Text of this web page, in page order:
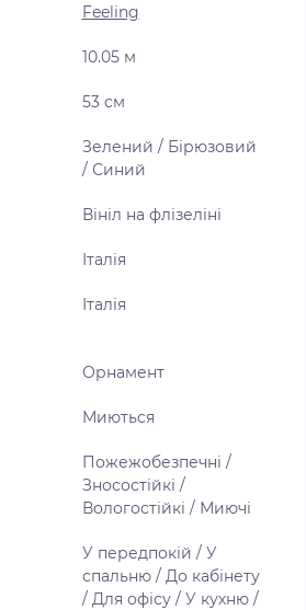
Feeling
10.05 м
53 см
Зелений / Бірюзовий
/ Синий
Вініл на флізеліні
Італія
Італія
Орнамент
Миються
Пожежобезпечні /
Зносостійкі /
Вологостійкі / Миючі
У передпокій / У
спальню / До кабінету
/ Для офісу / У кухню /